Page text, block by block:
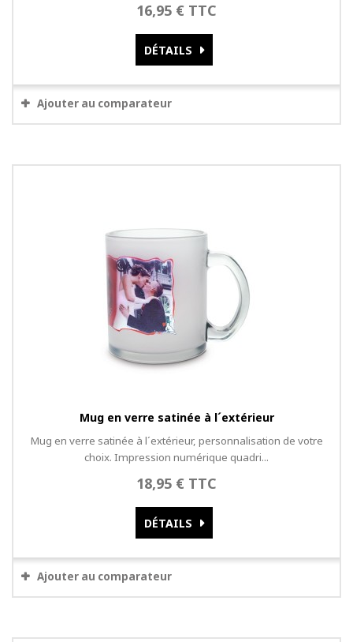
16,95 € TTC
DÉTAILS
Ajouter au comparateur
Mug en verre satinée à l´extérieur
Mug en verre satinée à l´extérieur, personnalisation de votre
choix. Impression numérique quadri...
18,95 € TTC
DÉTAILS
Ajouter au comparateur